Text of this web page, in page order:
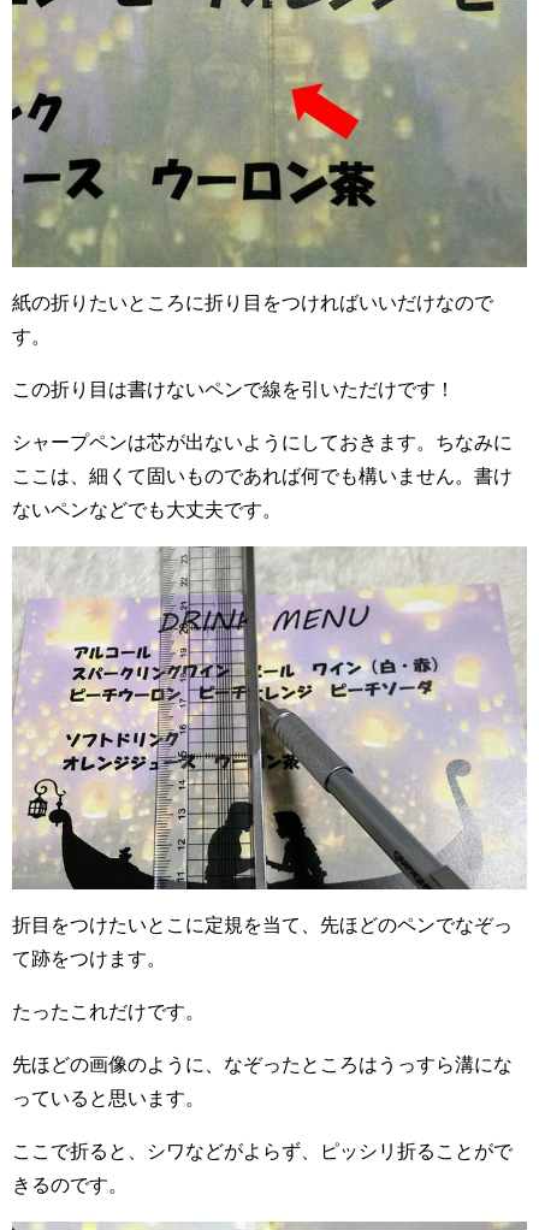
紙の折りたいところに折り目をつければいいだけなので
す。
この折り目は書けないペンで線を引いただけです！
シャープペンは芯が出ないようにしておきます。ちなみに
ここは、細くて固いものであれば何でも構いません。書け
ないペンなどでも大丈夫です。
折目をつけたいとこに定規を当て、先ほどのペンでなぞっ
て跡をつけます。
たったこれだけです。
先ほどの画像のように、なぞったところはうっすら溝にな
っていると思います。
ここで折ると、シワなどがよらず、ピッシリ折ることがで
きるのです。